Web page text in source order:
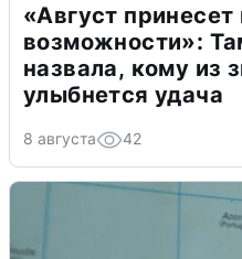
«Август
возможности»:
назвала, кому из
улыбнется удача
8 августа 42